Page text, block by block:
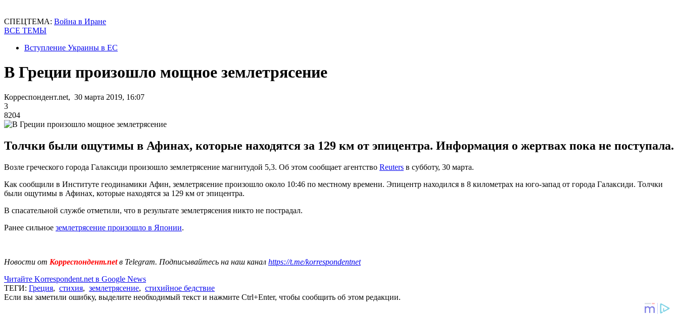
СПЕЦТЕМА: Война в Иране
ВСЕ ТЕМЫ
Вступление Украины в ЕС
В Греции произошло мощное землетрясение
Корреспондент.net, 30 марта 2019, 16:07
3
8204
Толчки были ощутимы в Афинах, которые находятся за 129 км от эпицентра. Информация о жертвах пока не поступала.
Возле греческого города Галаксиди произошло землетрясение магнитудой 5,3. Об этом сообщает агентство Reuters в субботу, 30 марта.
Как сообщили в Институте геодинамики Афин, землетрясение произошло около 10:46 по местному времени. Эпицентр находился в 8 километрах на юго-запад от города Галаксиди. Толчки
были ощутимы в Афинах, которые находятся за 129 км от эпицентра.
В спасательной службе отметили, что в результате землетрясения никто не пострадал.
Ранее сильное землетрясение произошло в Японии.
Новости от Корреспондент.netв Telegram. Подписывайтесь на наш канал https://t.me/korrespondentnet
Читайте Korrespondent.net в Google News
ТЕГИ: Греция, стихия, землетрясение, стихийное бедствие
Если вы заметили ошибку, выделите необходимый текст и нажмите Ctrl+Enter, чтобы сообщить об этом редакции.